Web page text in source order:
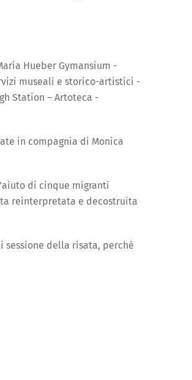
Hueber Gymansium -
museali e storico-artistici -
Station – Artoteca -
in compagnia di Monica
di cinque migranti
reinterpretata e decostruita
sessione della risata, perché